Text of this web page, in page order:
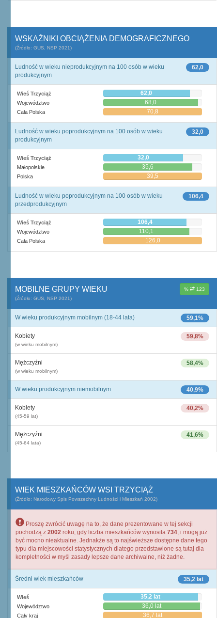
WSKAŹNIKI OBCIĄŻENIA DEMOGRAFICZNEGO
(Źródło: GUS, NSP 2021)
62,0
Ludność w wieku nieprodukcyjnym na 100 osób w wieku
produkcyjnym
Wieś Trzyciąż 62,0
Województwo 68,0
Cała Polska 70,8
32,0
Ludność w wieku poprodukcyjnym na 100 osób w wieku
produkcyjnym
Wieś Trzyciąż 32,0
Małopolskie 35,6
Polska 39,5
106,4
Ludność w wieku poprodukcyjnym na 100 osób w wieku
przedprodukcyjnym
Wieś Trzyciąż 106,4
Województwo 110,1
Cała Polska 126,0
% 123
MOBILNE GRUPY WIEKU
(Źródło: GUS, NSP 2021)
59,1%
W wieku produkcyjnym mobilnym (18-44 lata)
59,8%
Kobiety
(w wieku mobilnym)
58,4%
Mężczyźni
(w wieku mobilnym)
40,9%
W wieku produkcyjnym niemobilnym
40,2%
Kobiety
(45-59 lat)
41,6%
Mężczyźni
(45-64 lata)
WIEK MIESZKAŃCÓW WSI TRZYCIĄŻ
(Źródło: Narodowy Spis Powszechny Ludności i Mieszkań 2002)
Proszę zwrócić uwagę na to, że dane prezentowane w tej sekcji
pochodzą z 2002 roku, gdy liczba mieszkańców wynosiła 734, i mogą już
być mocno nieaktualne. Jednakże są to najświeższe dostępne dane tego
typu dla miejscowości statystycznych dlatego przedstawione są tutaj dla
kompletności w myśl zasady lepsze dane archiwalne, niż żadne.
35,2 lat
Średni wiek mieszkańców
Wieś 35,2 lat
Województwo 36,0 lat
Cały kraj 36,7 lat